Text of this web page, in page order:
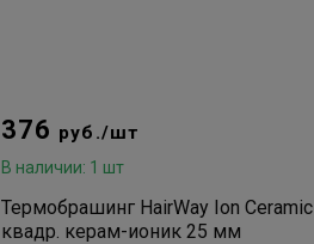
376 руб./шт
В наличии: 1 шт
Термобрашинг HairWay Ion Ceramic
квадр. керам-ионик 25 мм